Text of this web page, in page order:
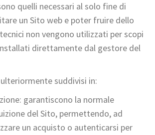
quelli necessari al solo fine di
un Sito web e poter fruire dello
non vengono utilizzati per scopi
direttamente dal gestore del
suddivisi in:
garantiscono la normale
del Sito, permettendo, ad
un acquisto o autenticarsi per